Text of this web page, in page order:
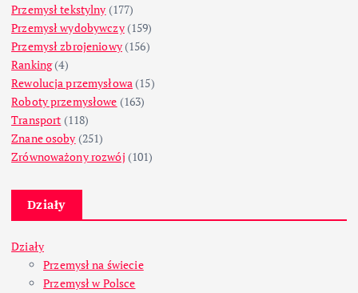
Przemysł tekstylny (177)
Przemysł wydobywczy(159)
Przemysł zbrojeniowy(156)
Ranking(4)
Rewolucja przemysłowa (15)
Roboty przemysłowe (163)
Transport (118)
Znane osoby (251)
Zrównoważony rozwój (101)
Działy
Działy
Przemysł na świecie
Przemysł w Polsce